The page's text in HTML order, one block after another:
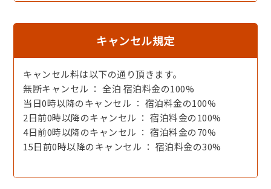
い。
キャンセル規定
キャンセル料は以下の通り頂きます。
無断キャンセル ： 全泊 宿泊料金の100%
当日0時以降のキャンセル ： 宿泊料金の100%
2日前0時以降のキャンセル ： 宿泊料金の100%
4日前0時以降のキャンセル ： 宿泊料金の70%
15日前0時以降のキャンセル ： 宿泊料金の30%